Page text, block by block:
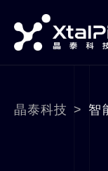
晶泰科技 > 智